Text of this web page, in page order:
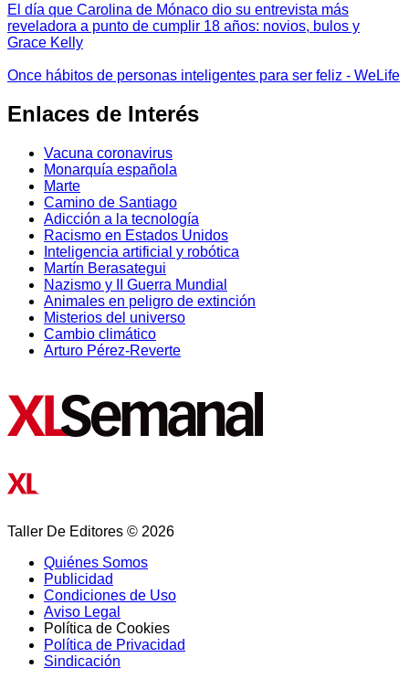
El día que Carolina de Mónaco dio su entrevista más
reveladora a punto de cumplir 18 años: novios, bulos y
Grace Kelly
Once hábitos de personas inteligentes para ser feliz - WeLife
Enlaces de Interés
Vacuna coronavirus
Monarquía española
Marte
Camino de Santiago
Adicción a la tecnología
Racismo en Estados Unidos
Inteligencia artificial y robótica
Martín Berasategui
Nazismo y II Guerra Mundial
Animales en peligro de extinción
Misterios del universo
Cambio climático
Arturo Pérez-Reverte
Taller De Editores © 2026
Quiénes Somos
Publicidad
Condiciones de Uso
Aviso Legal
Política de Cookies
Política de Privacidad
Sindicación